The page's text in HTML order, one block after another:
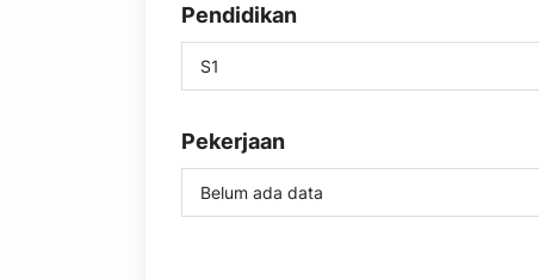
Pendidikan
S1
Pekerjaan
Belum ada data